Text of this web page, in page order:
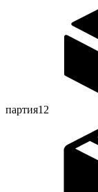
партия12